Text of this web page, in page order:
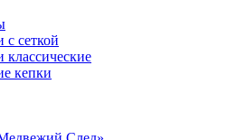
с сеткой
классические
кепки